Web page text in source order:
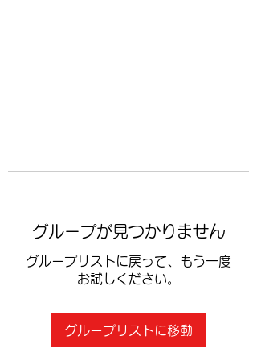
グループが見つかりません
グループリストに戻って、もう一度
お試しください。
グループリストに移動